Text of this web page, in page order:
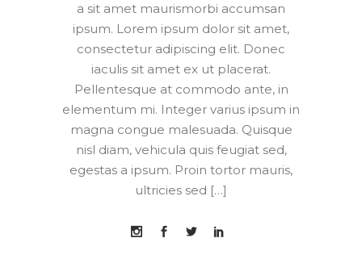
a sit amet maurismorbi accumsan
ipsum. Lorem ipsum dolor sit amet,
consectetur adipiscing elit. Donec
iaculis sit amet ex ut placerat.
Pellentesque at commodo ante, in
elementum mi. Integer varius ipsum in
magna congue malesuada. Quisque
nisl diam, vehicula quis feugiat sed,
egestas a ipsum. Proin tortor mauris,
ultricies sed […]